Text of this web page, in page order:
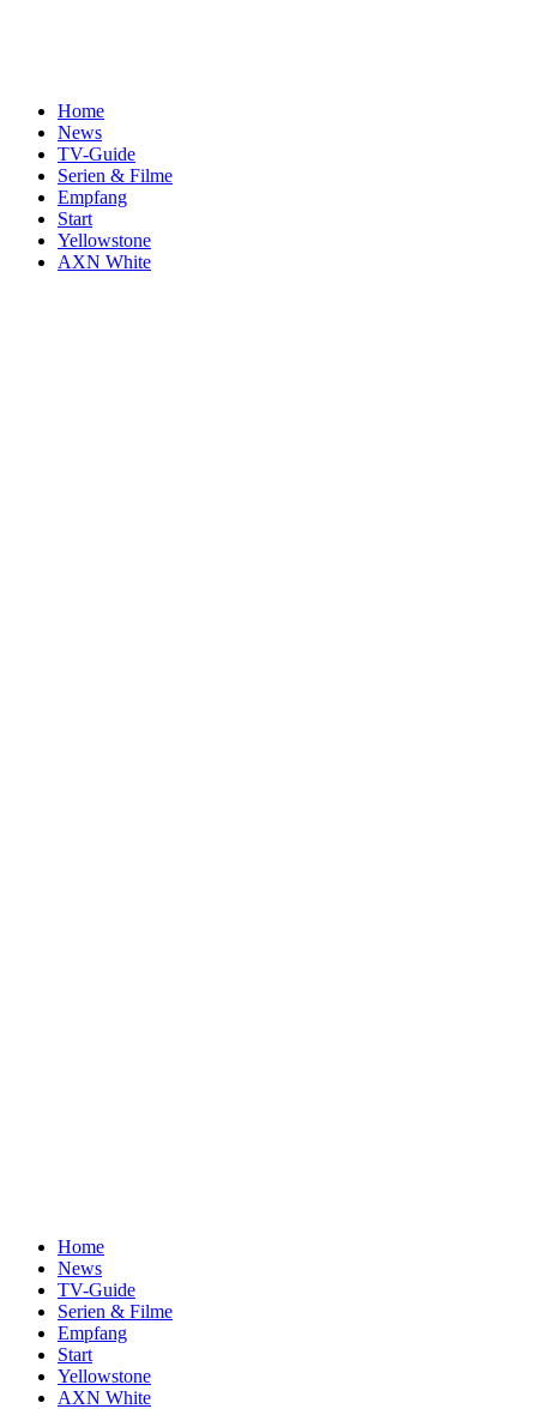
Home
News
TV-Guide
Serien & Filme
Empfang
Start
Yellowstone
AXN White
Home
News
TV-Guide
Serien & Filme
Empfang
Start
Yellowstone
AXN White